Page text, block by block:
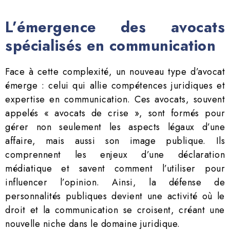
L’émergence des avocats
spécialisés en communication
Face à cette complexité, un nouveau type d’avocat
émerge : celui qui allie compétences juridiques et
expertise en communication. Ces avocats, souvent
appelés « avocats de crise », sont formés pour
gérer non seulement les aspects légaux d’une
affaire, mais aussi son image publique. Ils
comprennent les enjeux d’une déclaration
médiatique et savent comment l’utiliser pour
influencer l’opinion. Ainsi, la défense de
personnalités publiques devient une activité où le
droit et la communication se croisent, créant une
nouvelle niche dans le domaine juridique.